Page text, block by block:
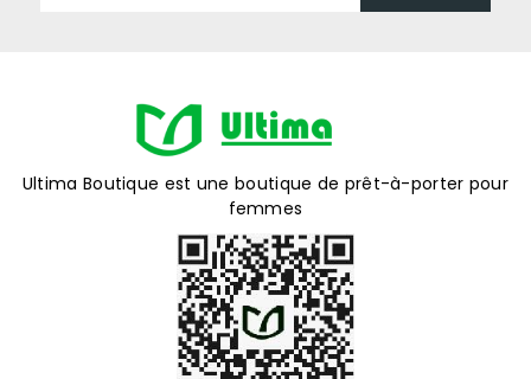
Ultima Boutique est une boutique de prêt-à-porter pour
femmes